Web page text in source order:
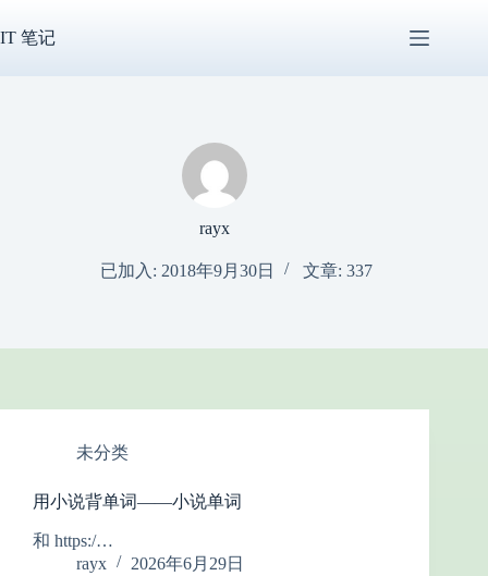
过
IT 笔记
rayx
已加入: 2018年9月30日 文章: 337
未分类
用小说背单词——小说单词
和 https:/…
rayx
2026年6月29日